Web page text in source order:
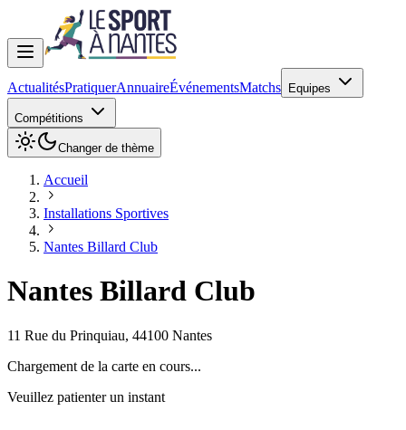
ActualitésPratiquerAnnuaireÉvénementsMatchs Equipes
Compétitions
Changer de thème
Accueil
Installations Sportives
Nantes Billard Club
Nantes Billard Club
11 Rue du Prinquiau, 44100 Nantes
Chargement de la carte en cours...
Veuillez patienter un instant